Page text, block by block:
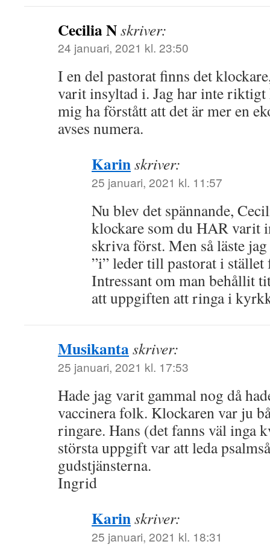
Cecilia Nskriver:
24 januari, 2021 kl. 23:50
I en del pastorat finns det
varit insyltad i. Jag har inte
mig ha förstått att det är mer en
avses numera.
Karinskriver:
25 januari, 2021 kl. 11:57
Nu blev det spännande,
klockare som du HAR varit
skriva först. Men så läste
”i” leder till pastorat i
Intressant om man behållit
att uppgiften att ringa i
Musikantaskriver:
25 januari, 2021 kl. 17:53
Hade jag varit gammal nog då
vaccinera folk. Klockaren var ju
ringare. Hans (det fanns väl inga
största uppgift var att leda
gudstjänsterna.
Ingrid
Karinskriver:
25 januari, 2021 kl. 18:31